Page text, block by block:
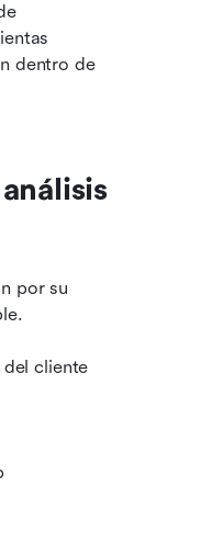
dentro de
por su
cliente